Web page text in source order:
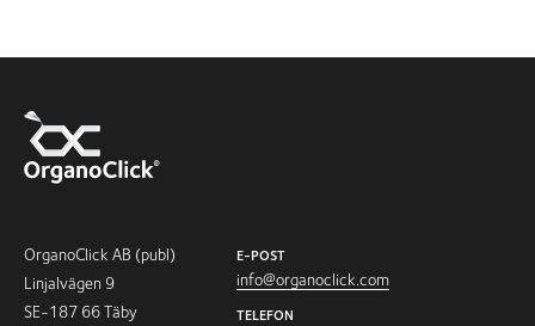
OrganoClick AB (publ)
Linjalvägen 9
SE-187 66 Täby
E-POST
info@organoclick.com
TELEFON